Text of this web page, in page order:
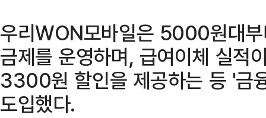
우리WON모바일은 5000원대
금제를 운영하며, 급여이체 실적
3300원 할인을 제공하는 등 '금
도입했다.